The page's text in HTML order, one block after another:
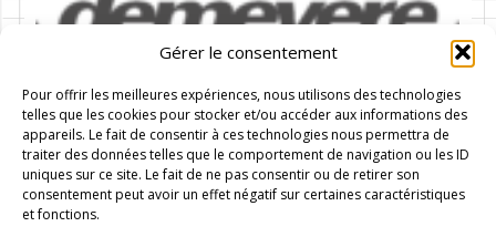
Gérer le consentement
Pour offrir les meilleures expériences, nous utilisons des technologies
telles que les cookies pour stocker et/ou accéder aux informations des
appareils. Le fait de consentir à ces technologies nous permettra de
traiter des données telles que le comportement de navigation ou les ID
uniques sur ce site. Le fait de ne pas consentir ou de retirer son
consentement peut avoir un effet négatif sur certaines caractéristiques
et fonctions.